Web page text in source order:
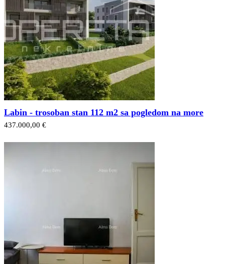
Labin - trosoban stan 112 m2 sa pogledom na more
437.000,00 €